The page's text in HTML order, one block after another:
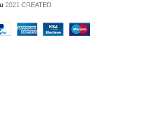
2021 CREATED